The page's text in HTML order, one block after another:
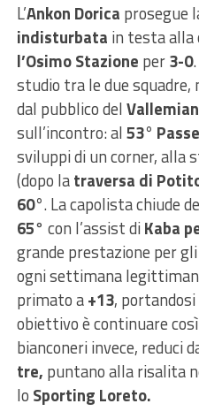
L’Ankon Dorica prosegue
indisturbata in testa alla
l’Osimo Stazione per3-0
studio tra le due
dal pubblico del
sull’incontro: al53°
sviluppi di un corner, alla
(dopo latraversa di
60°. La capolista chiude
65° con l’assist diKaba
grande prestazione per
ogni settimana
primato a+13, portandosi
obiettivo è continuare
bianconeri invece, reduci
tre, puntano alla risalita
lo Sporting Loreto.